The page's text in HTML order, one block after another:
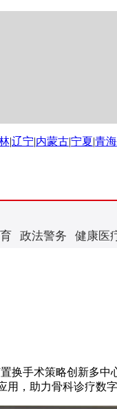
|辽宁|内蒙古|宁夏|青海
政法警务 健康医
手术策略创新多中
，助力骨科诊疗数